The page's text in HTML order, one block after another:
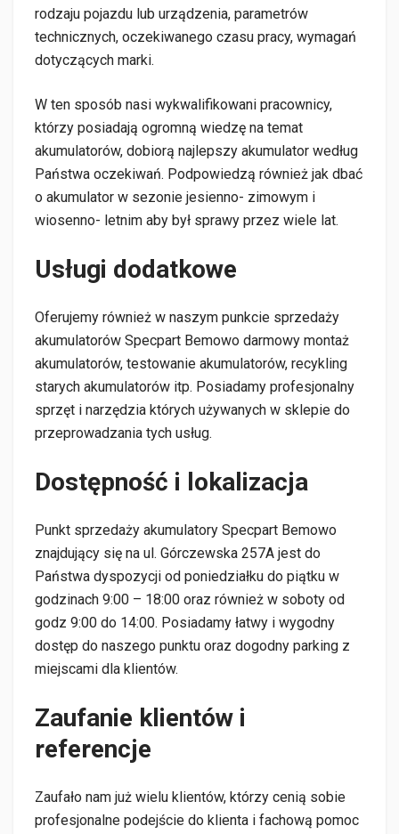
rodzaju pojazdu lub urządzenia, parametrów
technicznych, oczekiwanego czasu pracy, wymagań
dotyczących marki.
W ten sposób nasi wykwalifikowani pracownicy,
którzy posiadają ogromną wiedzę na temat
akumulatorów, dobiorą najlepszy akumulator według
Państwa oczekiwań. Podpowiedzą również jak dbać
o akumulator w sezonie jesienno- zimowym i
wiosenno- letnim aby był sprawy przez wiele lat.
Usługi dodatkowe
Oferujemy również w naszym punkcie sprzedaży
akumulatorów Specpart Bemowo darmowy montaż
akumulatorów, testowanie akumulatorów, recykling
starych akumulatorów itp. Posiadamy profesjonalny
sprzęt i narzędzia których używanych w sklepie do
przeprowadzania tych usług.
Dostępność i lokalizacja
Punkt sprzedaży akumulatory Specpart Bemowo
znajdujący się na ul. Górczewska 257A jest do
Państwa dyspozycji od poniedziałku do piątku w
godzinach 9:00 – 18:00 oraz również w soboty od
godz 9:00 do 14:00. Posiadamy łatwy i wygodny
dostęp do naszego punktu oraz dogodny parking z
miejscami dla klientów.
Zaufanie klientów i
referencje
Zaufało nam już wielu klientów, którzy cenią sobie
profesjonalne podejście do klienta i fachową pomoc